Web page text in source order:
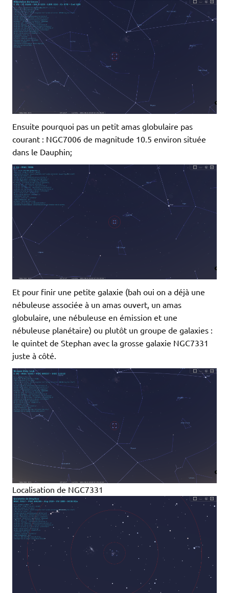
Ensuite pourquoi pas un petit amas globulaire pas
courant : NGC7006 de magnitude 10.5 environ située
dans le Dauphin;
Et pour finir une petite galaxie (bah oui on a déjà une
nébuleuse associée à un amas ouvert, un amas
globulaire, une nébuleuse en émission et une
nébuleuse planétaire) ou plutôt un groupe de galaxies :
le quintet de Stephan avec la grosse galaxie NGC7331
juste à côté.
Localisation de NGC7331